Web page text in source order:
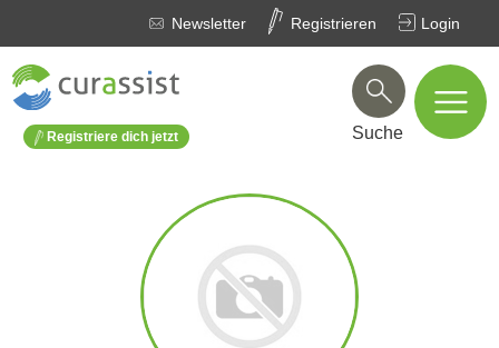
Login
Registrieren
Newsletter
Registriere dich jetzt Suche